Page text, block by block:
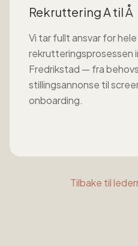
Rekruttering A til Å
Vi tar fullt ansvar for hele
rekrutteringsprosessen
Fredrikstad — fra
stillingsannonse til
onboarding.
Tilbake til